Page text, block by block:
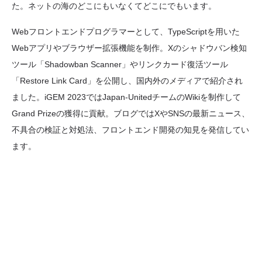
た。ネットの海のどこにもいなくてどこにでもいます。
Webフロントエンドプログラマーとして、TypeScriptを用いた
Webアプリやブラウザー拡張機能を制作。Xのシャドウバン検知
ツール「Shadowban Scanner」やリンクカード復活ツール
「Restore Link Card」を公開し、国内外のメディアで紹介され
ました。iGEM 2023ではJapan-UnitedチームのWikiを制作して
Grand Prizeの獲得に貢献。ブログではXやSNSの最新ニュース、
不具合の検証と対処法、フロントエンド開発の知見を発信してい
ます。